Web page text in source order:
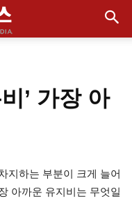
’ 가장 아
지하는 부분이 크게 늘어
아까운 유지비는 무엇일